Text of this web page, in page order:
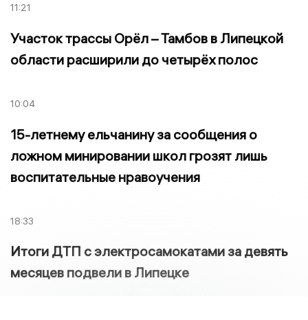
11:21
Участок трассы Орёл – Тамбов в Липецкой
области расширили до четырёх полос
10:04
15-летнему ельчанину за сообщения о
ложном минировании школ грозят лишь
воспитательные нравоучения
18:33
Итоги ДТП с электросамокатами за девять
месяцев подвели в Липецке